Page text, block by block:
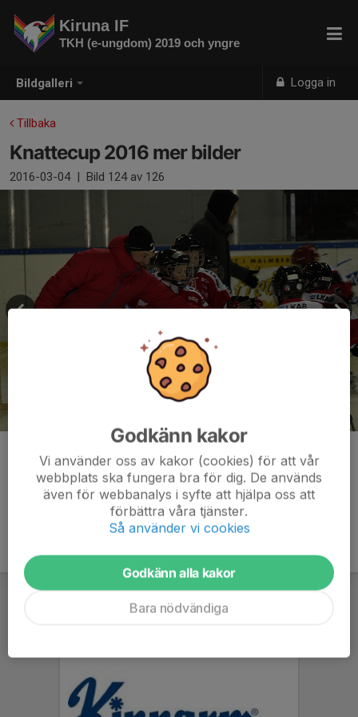
Bildgalleri Logga in
Kiruna IF
TKH (e-ungdom) 2019 och yngre
Tillbaka
Knattecup 2016 mer bilder
2016-03-04 | Bild 124av 126
Kommentarer
Godkänn kakor
Vi använder oss av kakor (cookies) för att vår
webbplats ska fungera bra för dig. De används
även för webbanalys i syfte att hjälpa oss att
förbättra våra tjänster.
Så använder vi cookies
Godkänn alla kakor
Bara nödvändiga